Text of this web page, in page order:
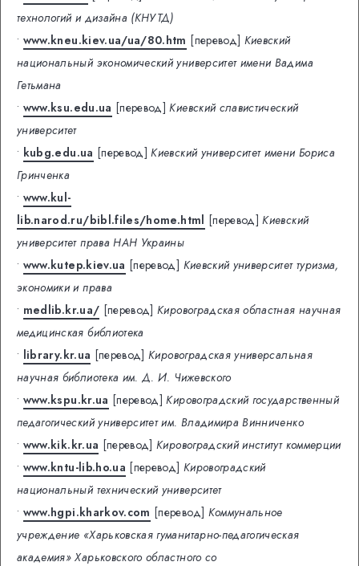
технологий и дизайна (КНУТД)
• www.kneu.kiev.ua/ua/80.htm [перевод] Киевский
национальный экономический университет имени Вадима
Гетьмана
• www.ksu.edu.ua [перевод] Киевский славистический
университет
• kubg.edu.ua [перевод] Киевский университет имени Бориса
Гринченка
• www.kul-
lib.narod.ru/bibl.files/home.html [перевод] Киевский
университет права НАН Украины
• www.kutep.kiev.ua [перевод] Киевский университет туризма,
экономики и права
• medlib.kr.ua/ [перевод] Кировоградская областная научная
медицинская библиотека
• library.kr.ua [перевод] Кировоградская универсальная
научная библиотека им. Д. И. Чижевского
• www.kspu.kr.ua [перевод] Кировоградский государственный
педагогический университет им. Владимира Винниченко
• www.kik.kr.ua [перевод] Кировоградский институт коммерции
• www.kntu-lib.ho.ua [перевод] Кировоградский
национальный технический университет
• www.hgpi.kharkov.com [перевод] Коммунальное
учреждение «Харьковская гуманитарно-педагогическая
академия» Харьковского областного со